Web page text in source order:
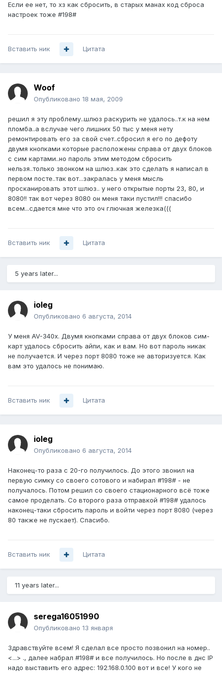
Если ее нет, то хз как сбросить, в старых манах код сброса
настроек тоже #198#
Вставить ник Цитата
Woof
Опубликовано 18 мая, 2009
решил я эту проблему..шлюз раскурить не удалось..т.к на нем
пломба..а вслучае чего лишних 50 тыс у меня нету
ремонтировать его за свой счет..сбросил я его по дефоту
двумя кнопками которые расположены справа от двух блоков
с сим картами..но пароль этим методом сбросить
нельзя..только звонком на шлюз..как это сделать я написал в
первом посте..так вот...закралась у меня мысль
просканировать этот шлюз.. у него открытые порты 23, 80, и
8080!! так вот через 8080 он меня таки пустил!!! спасибо
всем...сдается мне что это оч глючная железка(((
Вставить ник Цитата
5 years later...
ioleg
Опубликовано 6 августа, 2014
У меня AV-340x. Двумя кнопками справа от двух блоков сим-
карт удалось сбросить айпи, как и вам. Но вот пароль никак
не получается. И через порт 8080 тоже не авторизуется. Как
вам это удалось не понимаю.
Вставить ник Цитата
ioleg
Опубликовано 6 августа, 2014
Наконец-то раза с 20-го получилось. До этого звонил на
первую симку со своего сотового и набирал #198# - не
получалось. Потом решил со своего стационарного всё тоже
самое проделать. Со второго раза отправкой #198# удалось
наконец-таки сбросить пароль и войти через порт 8080 (через
80 также не пускает). Спасибо.
Вставить ник Цитата
11 years later...
serega16051990
Опубликовано 13 января
Здравствуйте всем! Я сделал все просто позвонил на номер..
<...> ., далее набрал #198# и все получилось. Но после в днс IP
надо выставить его адрес: 192.168.0.100 вот и все! У кого не